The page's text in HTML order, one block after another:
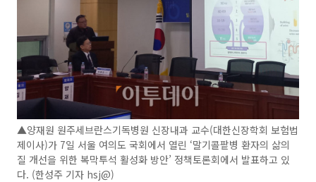
▲양재원 원주세브란스기독병원 신장내과 교수(대한신장학회 보험법
제이사)가 7일 서울 여의도 국회에서 열린 ‘말기콜팥병 환자의 삶의
질 개선을 위한 복막투석 활성화 방안’ 정책토론회에서 발표하고 있
다. (한성주 기자 hsj@)